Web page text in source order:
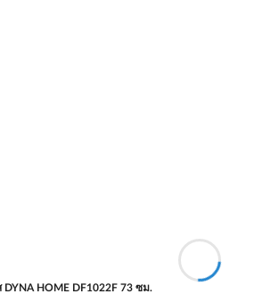
DYNA HOME DF1022F 73 ซม.